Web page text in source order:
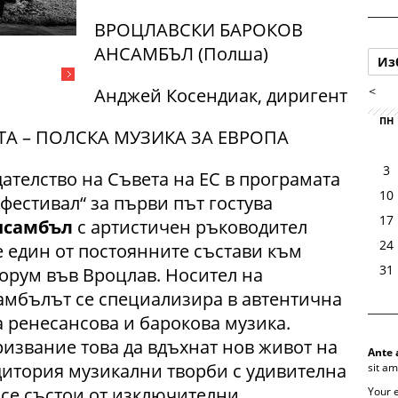
ВРОЦЛАВСКИ БАРОКОВ
АНСАМБЪЛ (Полша)
Анджей Косендиак, диригент
– ПОЛСКА МУЗИКА ЗА ЕВРОПА
на Съвета на ЕС в програмата
за първи път гостува
с артистичен ръководител
един от постоянните състави към
във Вроцлав. Носител на
се специализира в автентична
и барокова музика.
това да вдъхнат нов живот на
музикални творби с удивителна
ПН
<
3
10
17
24
31
Ante
sit
Your